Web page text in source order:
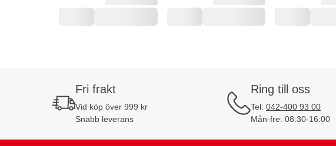
Fri frakt
Vid köp över 999 kr
Snabb leverans
Ring till oss
Tel: 042-400 93 00
Mån-fre: 08:30-16:00